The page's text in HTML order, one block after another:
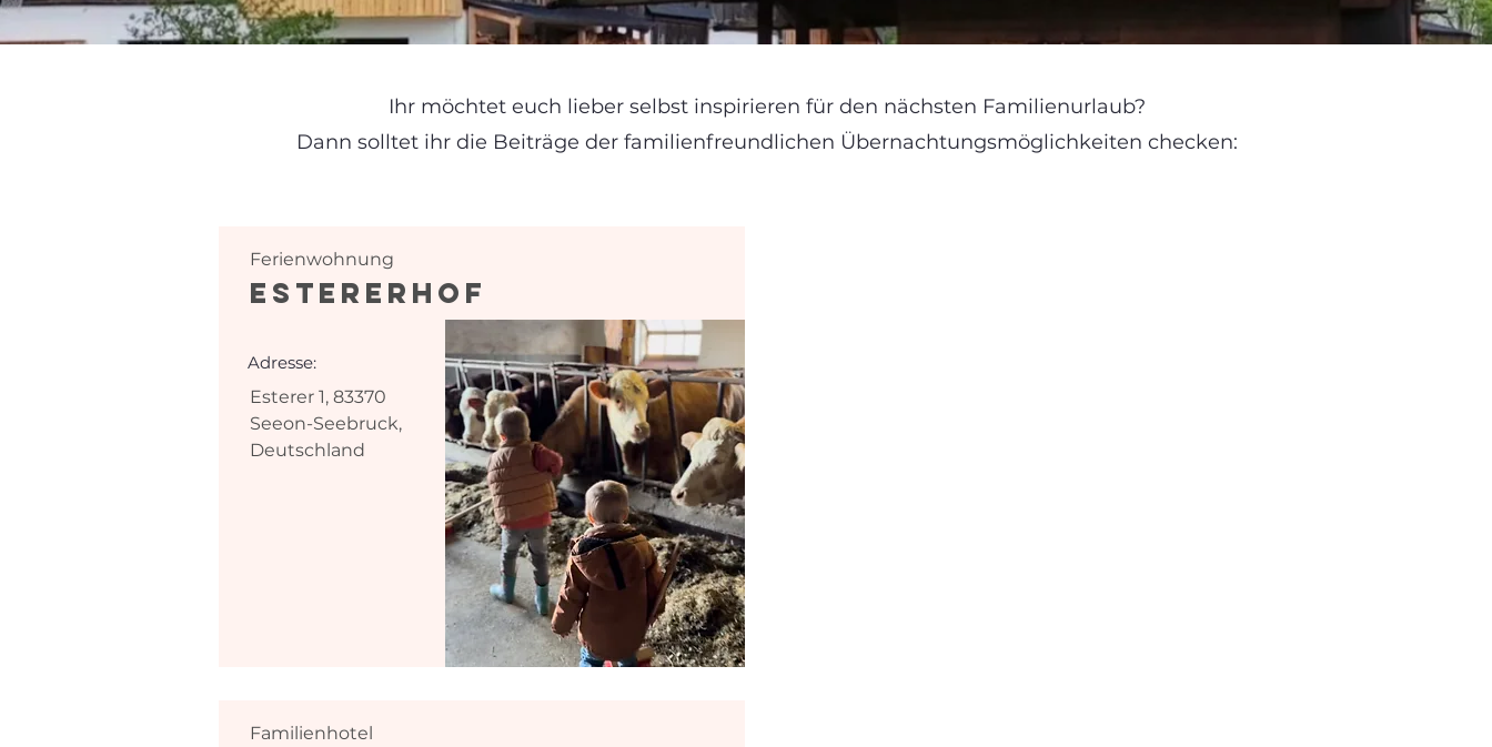
Ihr möchtet euch lieber selbst inspirieren für den nächsten Familienurlaub?
Dann solltet ihr die Beiträge der familienfreundlichen Übernachtungsmöglichkeiten checken:
Ferienwohnung
EstererHof
Esterer 1, 83370
Seeon-Seebruck,
Deutschland
Adresse:
Familienhotel